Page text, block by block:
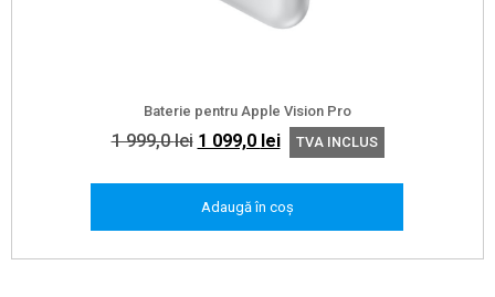
Baterie pentru Apple Vision Pro
1 999,0lei Prețul
fost:
1 099,0 leiPrețul
curent
1
TVA INCLUS
Adaugă în coș